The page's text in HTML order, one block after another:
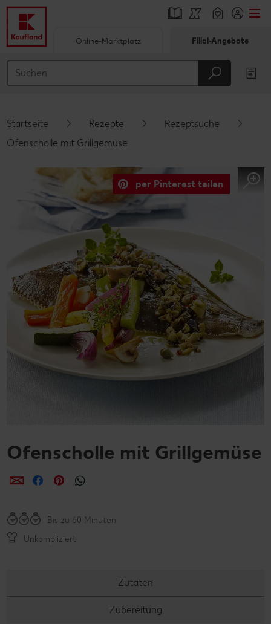
Hauptinhalt
Schwebender Seitenbereich
Online-Marktplatz Filial-Angebote
Startseite Rezepte
Rezeptsuche
Ofenscholle mit Grillgemüse
per Pinterest teilen
Ofenscholle mit Grillgemüse
per E-Mail teilen
per Facebook teilen
per Pinterest teilen
Bis zu 60 Minuten
Unkompliziert
Zutaten
Zubereitung